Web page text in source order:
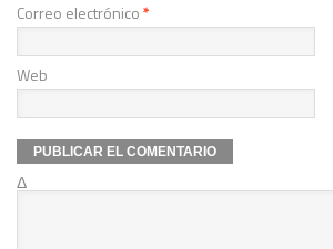
Correo electrónico*
Web
Δ